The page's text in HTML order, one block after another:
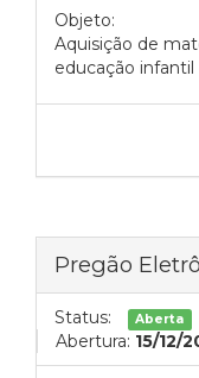
Objeto:
Aquisição de
educação
Pregão
Status: Aberta
Abertura: 15/12/